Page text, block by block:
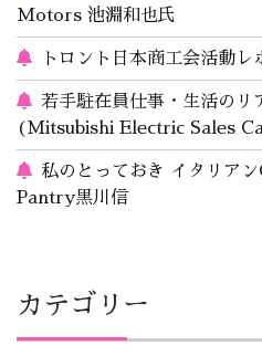
Motors 池淵和也氏
トロント日本商工会活動レ
若手駐在員仕事・生活のリ
(Mitsubishi Electric Sales
私のとっておき イタリア
Pantry黒川信
カテゴリー